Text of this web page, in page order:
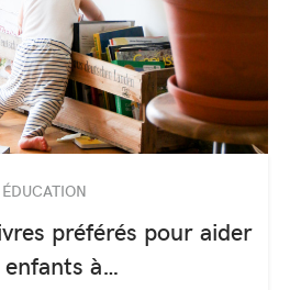
ÉDUCATION
préférés pour aider
enfants à…